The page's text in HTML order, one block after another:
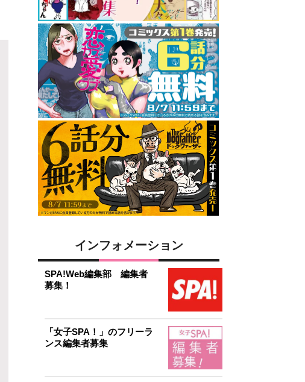
インフォメーション
SPA!Web編集部 編集者
募集！
「女子SPA！」のフリーラ
ンス編集者募集